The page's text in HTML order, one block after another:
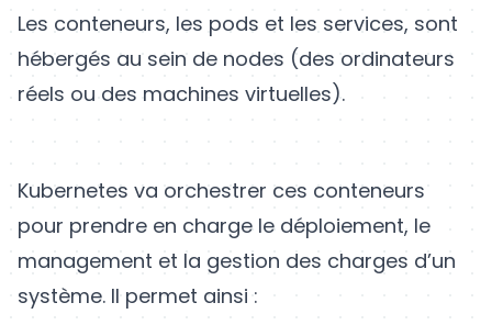
Les conteneurs, les pods et les services, sont
hébergés au sein de nodes (des ordinateurs
réels ou des machines virtuelles).
Kubernetes va orchestrer ces conteneurs
pour prendre en charge le déploiement, le
management et la gestion des charges d’un
système. Il permet ainsi :